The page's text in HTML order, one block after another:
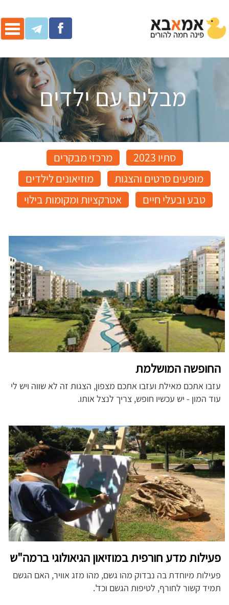
מבלים עם ילדים
סתיו 2023
מרכזי מבקרים
מופעים סרטים והצגות
מוזיאונים לילדים
טבע ובעלי חיים
אטרקציות ומקומות בילוי
החופשה המושלמת
עזבו אתכם מאילת ועזבו אתכם מצפון, הצגות זה לא שווה ויש לי
עוד המון - יש עכשיו חופש, צריך לנצל אותו.
פעילות מדע חורפית במוזיאון הגיאולוגי ברמה"ש
פעילות מיוחדת בה נבדוק מהו גשם, מהו מזג אוויר, האם הגשם
תמיד קשור לחורף, לטיפות הגשם וכד'.